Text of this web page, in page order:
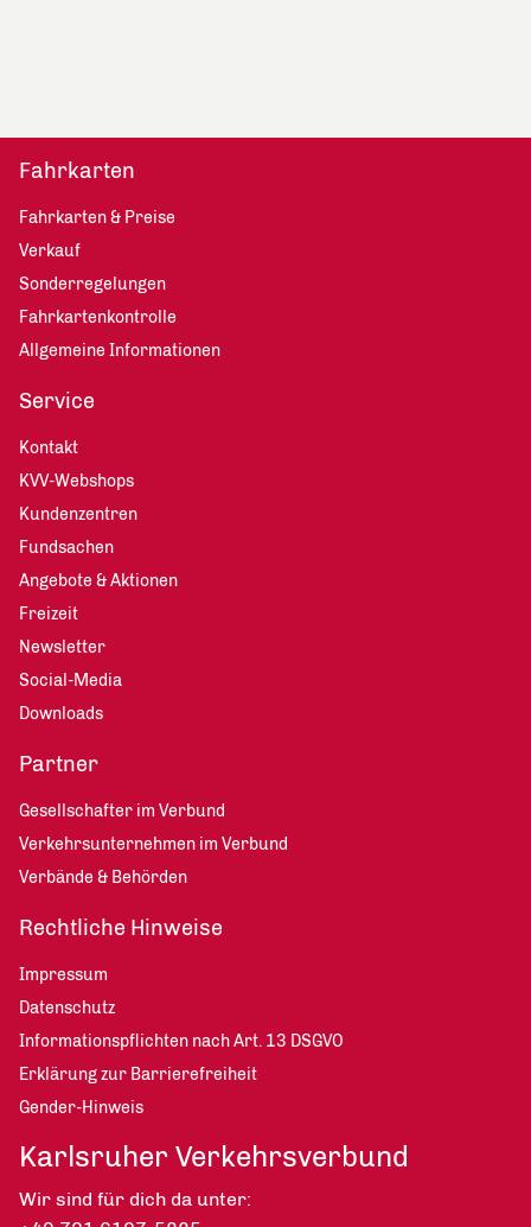
Fahrkarten
Fahrkarten & Preise
Verkauf
Sonderregelungen
Fahrkartenkontrolle
Allgemeine Informationen
Service
Kontakt
KVV-Webshops
Kundenzentren
Fundsachen
Angebote & Aktionen
Freizeit
Newsletter
Social-Media
Downloads
Partner
Gesellschafter im Verbund
Verkehrsunternehmen im Verbund
Verbände & Behörden
Rechtliche Hinweise
Impressum
Datenschutz
Informationspflichten nach Art. 13 DSGVO
Erklärung zur Barrierefreiheit
Gender-Hinweis
Karlsruher Verkehrsverbund
Wir sind für dich da unter: